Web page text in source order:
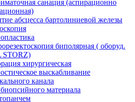
санация (аспирационно
абсцесса бартолиниевой железы
биполярная ( оборуд.
STORZ)
хирургическая
выскабливание
канала
материала